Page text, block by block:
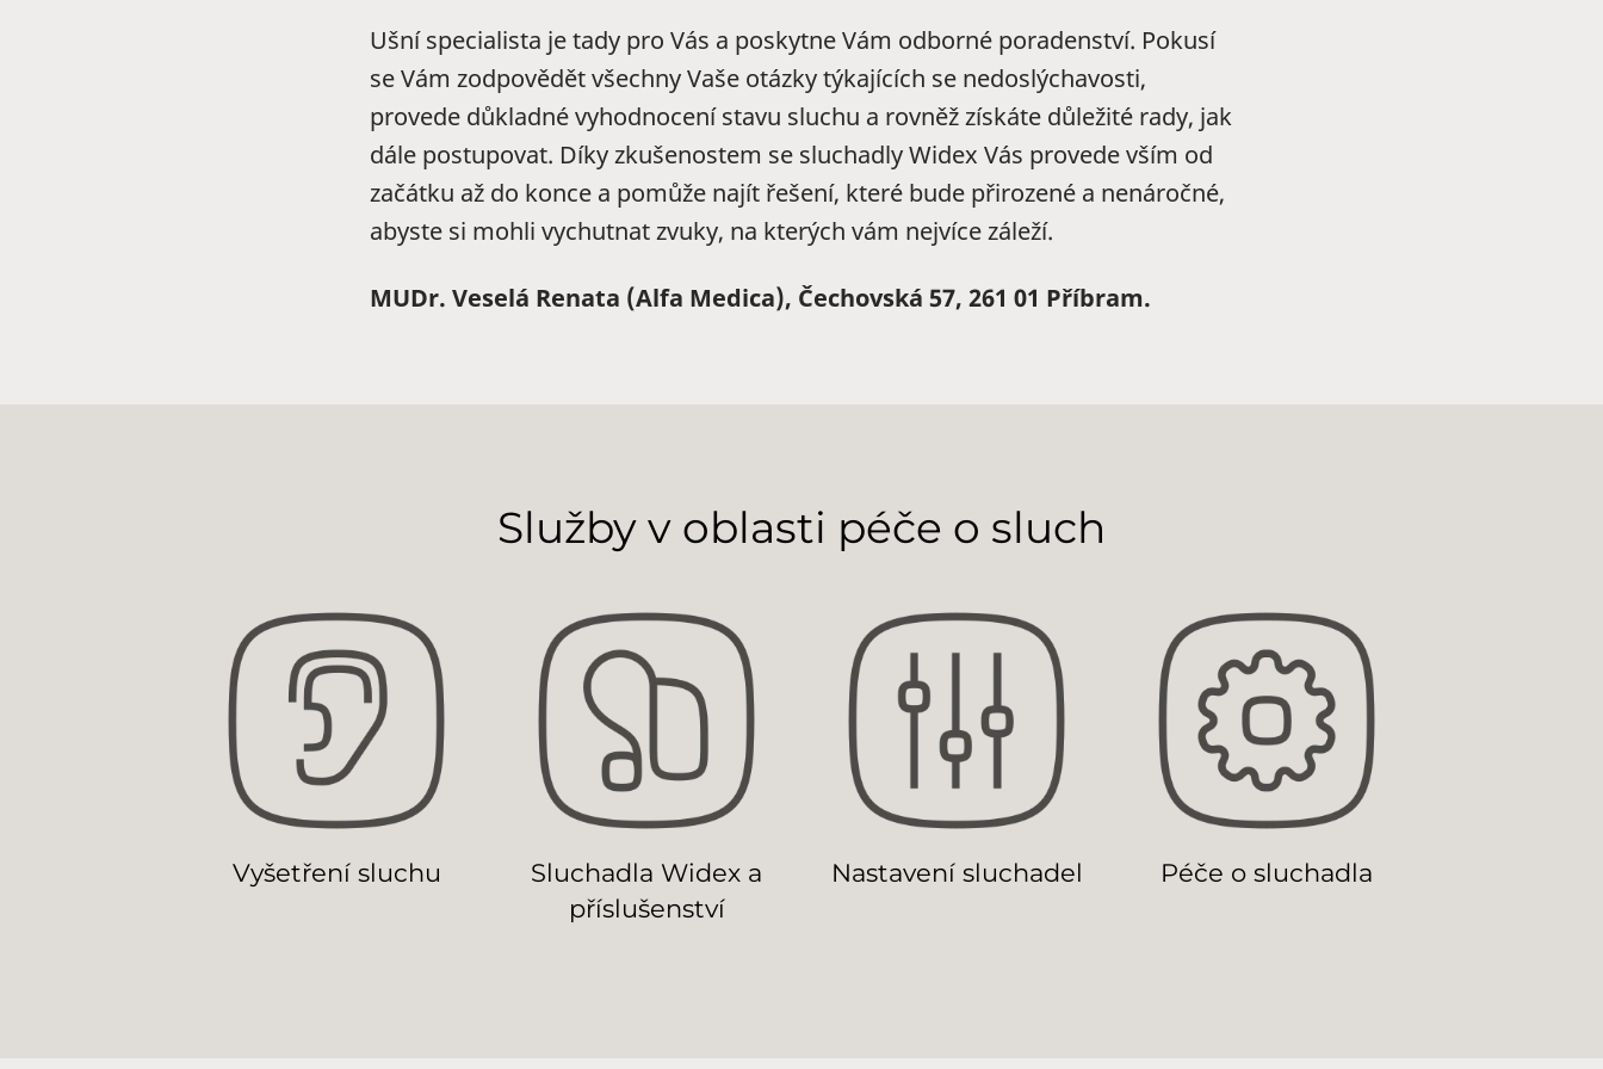
Ušní specialista je tady pro Vás a poskytne Vám odborné poradenství. Pokusí
se Vám zodpovědět všechny Vaše otázky týkajících se nedoslýchavosti,
provede důkladné vyhodnocení stavu sluchu a rovněž získáte důležité rady, jak
dále postupovat. Díky zkušenostem se sluchadly Widex Vás provede vším od
začátku až do konce a pomůže najít řešení, které bude přirozené a nenáročné,
abyste si mohli vychutnat zvuky, na kterých vám nejvíce záleží.
MUDr. Veselá Renata (Alfa Medica), Čechovská 57, 261 01 Příbram.
Služby v oblasti péče o sluch
Vyšetření sluchu
Sluchadla Widex a
příslušenství
Nastavení sluchadel Péče o sluchadla